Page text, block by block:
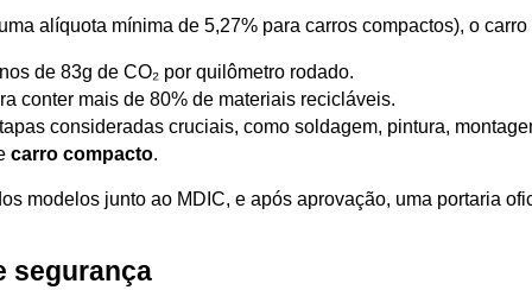
alíquota mínima de 5,27% para carros compactos), o
de 83g de CO₂ por quilômetro rodado.
conter mais de 80% de materiais recicláveis.
consideradas cruciais, como soldagem, pintura,
carro compacto.
modelos junto ao MDIC, e após aprovação, uma portaria
segurança